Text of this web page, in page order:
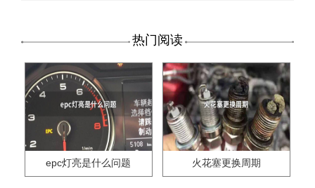
热门阅读
epc灯亮是什么问题 火花塞更换周期